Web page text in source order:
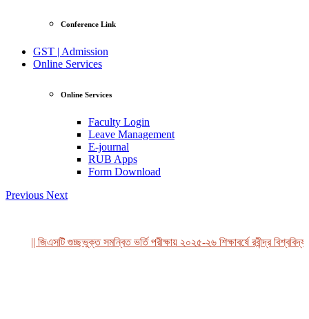
Conference Link
GST | Admission
Online Services
Online Services
Faculty Login
Leave Management
E-journal
RUB Apps
Form Download
Previous Next
|| জিএসটি গুচ্ছভুক্ত সমন্বিত ভর্তি পরীক্ষায় ২০২৫-২৬ শিক্ষাবর্ষে রবীন্দ্র